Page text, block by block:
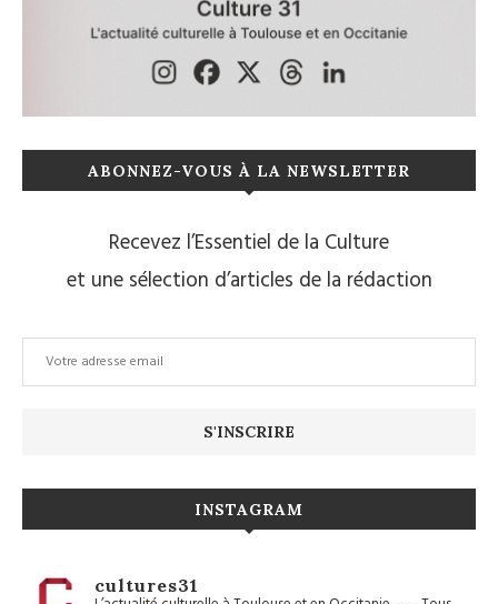
ABONNEZ-VOUS À LA NEWSLETTER
Recevez l’Essentiel de la Culture
et une sélection d’articles de la rédaction
INSTAGRAM
cultures31